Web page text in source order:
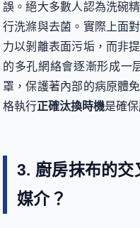
誤。絕大多數人認為洗碗
行洗滌與去菌。實際上面
力以剝離表面污垢，而非
的多孔網絡會逐漸形成一
罩，保護著內部的病原體
格執行正確汰換時機是確保
3. 廚房抹布的
媒介？